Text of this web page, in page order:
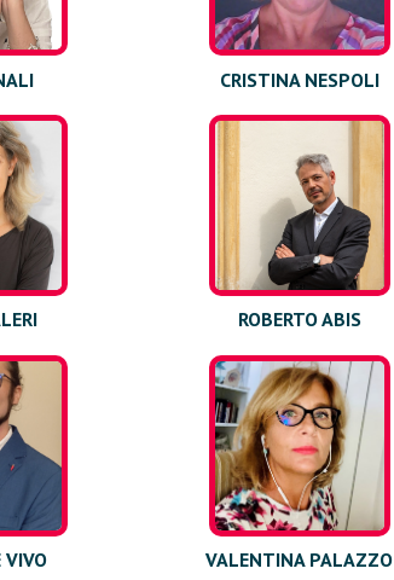
CRISTINA NESPOLI
ROBERTO ABIS
VIVO VALENTINA PALAZZO